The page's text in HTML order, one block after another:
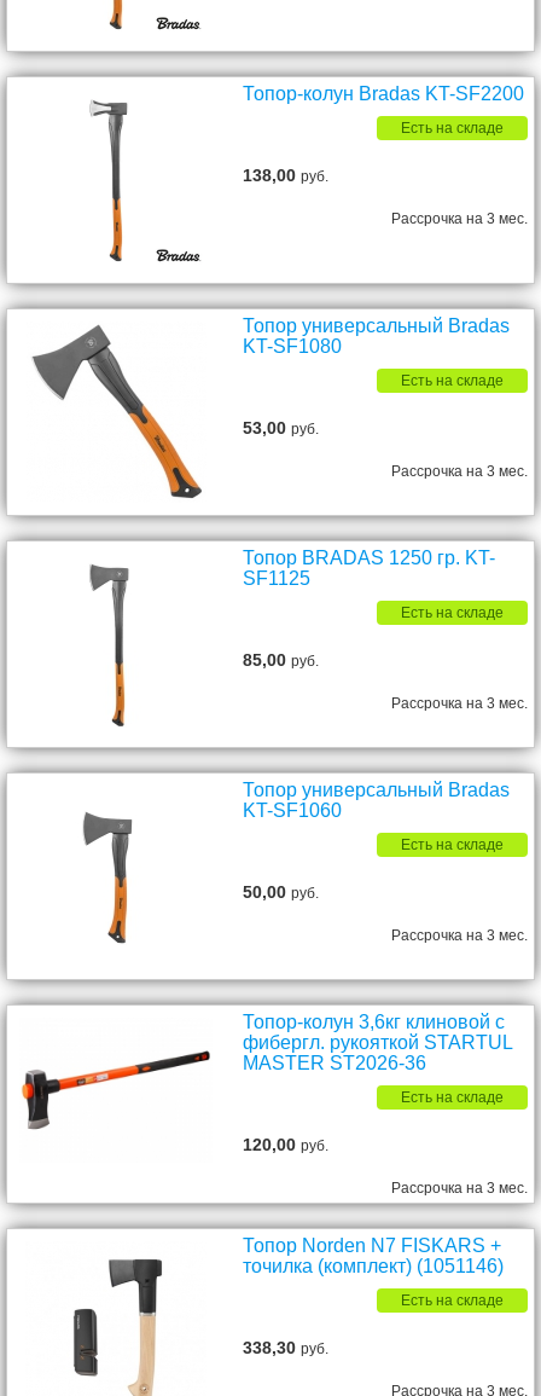
Топор-колун Bradas KT-SF2200
Есть на складе
138,00руб.
Рассрочка на 3 мес.
Топор универсальный Bradas
KT-SF1080
Есть на складе
53,00руб.
Рассрочка на 3 мес.
Топор BRADAS 1250 гр. KT-
SF1125
Есть на складе
85,00руб.
Рассрочка на 3 мес.
Топор универсальный Bradas
KT-SF1060
Есть на складе
50,00руб.
Рассрочка на 3 мес.
Топор-колун 3,6кг клиновой с
фибергл. рукояткой STARTUL
MASTER ST2026-36
Есть на складе
120,00руб.
Рассрочка на 3 мес.
Топор Norden N7 FISKARS +
точилка (комплект) (1051146)
Есть на складе
338,30руб.
Рассрочка на 3 мес.